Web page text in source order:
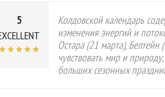
5
Колдовской календарь
изменения энергий и
Остара (21 марта),
чувствовать мир и
больших сезонных